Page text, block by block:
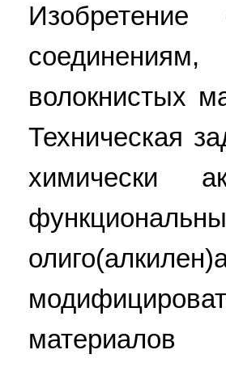
волокнистых
Техническая
химически